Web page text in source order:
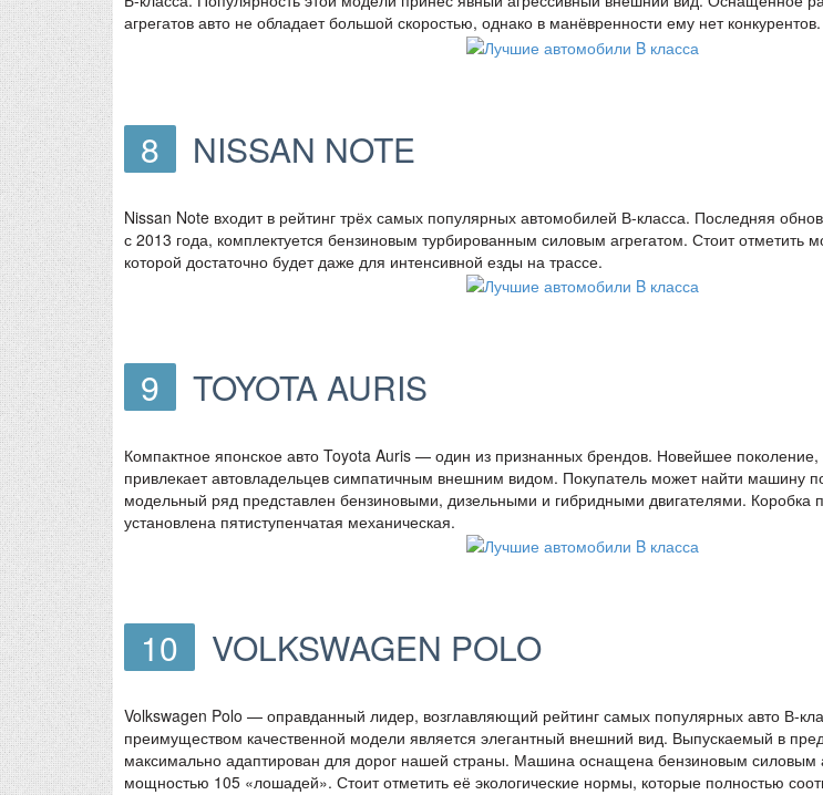
агрегатов авто не обладает большой скоростью, однако в манёвренности ему нет конкурентов.
8 NISSAN NOTE
Nissan Note входит в рейтинг трёх самых популярных автомобилей В-класса. Последняя
с 2013 года, комплектуется бензиновым турбированным силовым агрегатом. Стоит отметить
которой достаточно будет даже для интенсивной езды на трассе.
9 TOYOTA AURIS
Компактное японское авто Toyota Auris — один из признанных брендов. Новейшее поколение,
привлекает автовладельцев симпатичным внешним видом. Покупатель может найти машину
модельный ряд представлен бензиновыми, дизельными и гибридными двигателями. Коробка
установлена пятиступенчатая механическая.
10 VOLKSWAGEN POLO
Volkswagen Polo — оправданный лидер, возглавляющий рейтинг самых популярных авто В-
преимуществом качественной модели является элегантный внешний вид. Выпускаемый в
максимально адаптирован для дорог нашей страны. Машина оснащена бензиновым силовым
мощностью 105 «лошадей». Стоит отметить её экологические нормы, которые полностью